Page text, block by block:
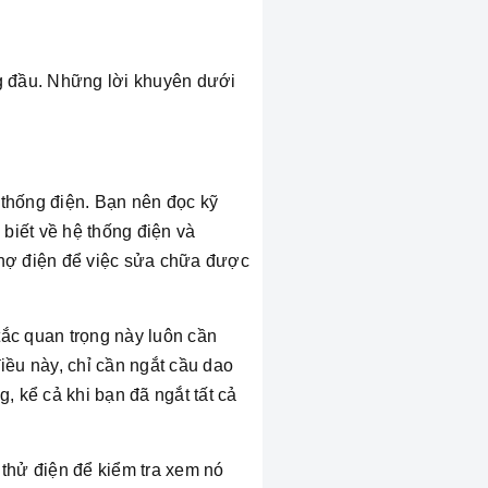
đầu. Những lời khuyên dưới
điện. Bạn nên đọc kỹ
về hệ thống điện và
điện để việc sửa chữa được
quan trọng này luôn cần
này, chỉ cần ngắt cầu dao
kể cả khi bạn đã ngắt tất cả
điện để kiểm tra xem nó